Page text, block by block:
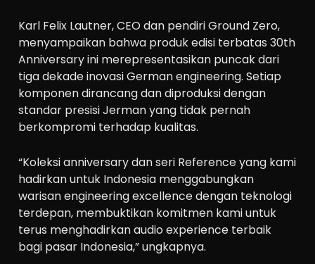
Karl Felix Lautner, CEO dan pendiri Ground Zero,
menyampaikan bahwa produk edisi terbatas 30th
Anniversary ini merepresentasikan puncak dari
tiga dekade inovasi German engineering. Setiap
komponen dirancang dan diproduksi dengan
standar presisi Jerman yang tidak pernah
berkompromi terhadap kualitas.
“Koleksi anniversary dan seri Reference yang kami
hadirkan untuk Indonesia menggabungkan
warisan engineering excellence dengan teknologi
terdepan, membuktikan komitmen kami untuk
terus menghadirkan audio experience terbaik
bagi pasar Indonesia,” ungkapnya.